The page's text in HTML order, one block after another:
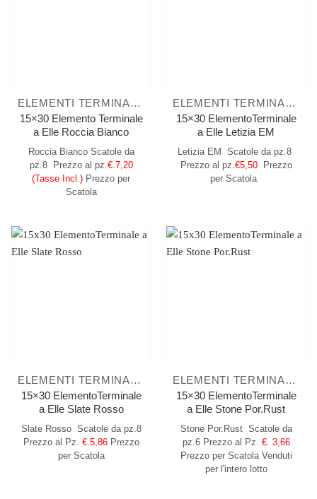
ELEMENTI TERMINALI A ELLE
15×30 Elemento Terminale
a Elle Roccia Bianco
Roccia Bianco Scatole da
pz.8
Prezzo al pz.€.7,20
(Tasse Incl.) Prezzo per
Scatola
ELEMENTI TERMINALI A ELLE
15×30 ElementoTerminale
a Elle Letizia EM
Letizia EM
Scatole da pz.8
Prezzo al pz.€5,50
Prezzo
per Scatola
ELEMENTI TERMINALI A ELLE
15×30 ElementoTerminale
a Elle Slate Rosso
Slate Rosso Scatole da pz.8
Prezzo al Pz. €.5,86 Prezzo
per Scatola
ELEMENTI TERMINALI A ELLE
15×30 ElementoTerminale
a Elle Stone Por.Rust
Stone Por.Rust Scatole da
pz.6 Prezzo al Pz. €. 3,66
Prezzo per Scatola Venduti
per l'intero lotto